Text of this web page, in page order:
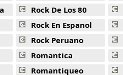
Rock De Los 80
Rock En Espanol
Rock Peruano
Romantica
Romantiqueo